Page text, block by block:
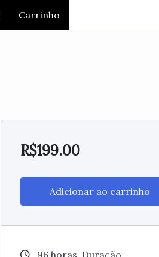
Carrinho
R$199.00
Adicionar ao carrinho
96horas Duração